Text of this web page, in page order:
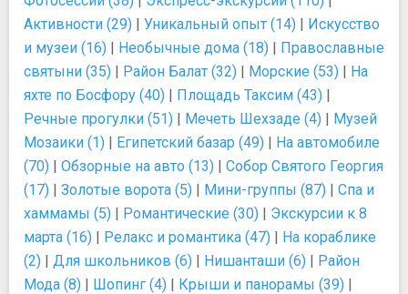
Активности (29) | Уникальный опыт (14) | Искусство
и музеи (16) | Необычные дома (18) | Православные
святыни (35) | Район Балат (32) | Морские (53) | На
яхте по Босфору (40) | Площадь Таксим (43) |
Речные прогулки (51) | Мечеть Шехзаде (4) | Музей
Мозаики (1) | Египетский базар (49) | На автомобиле
(70) | Обзорные на авто (13) | Собор Святого Георгия
(17) | Золотые ворота (5) | Мини-группы (87) | Спа и
хаммамы (5) | Романтические (30) | Экскурсии к 8
марта (16) | Релакс и романтика (47) | На кораблике
(2) | Для школьников (6) | Нишанташи (6) | Район
Мода (8) | Шопинг (4) | Крыши и панорамы (39) |